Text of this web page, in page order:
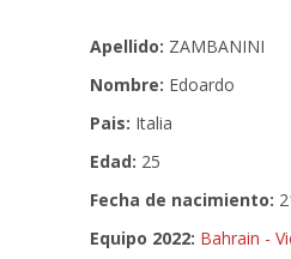
Apellido: ZAMBANINI
Nombre: Edoardo
Pais: Italia
Edad: 25
Fecha de nacimiento:
Equipo 2022: Bahrain -